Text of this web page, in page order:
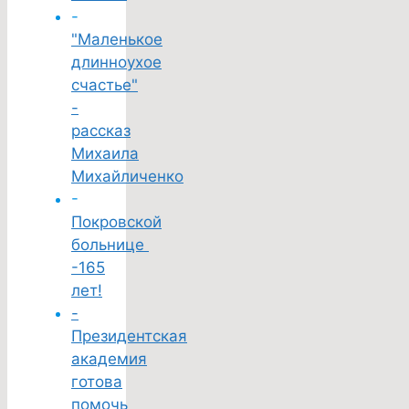
-
"Маленькое
длинноухое
счастье"
-
рассказ
Михаила
Михайличенко
-
Покровской
больнице
-165
лет!
-
Президентская
академия
готова
помочь